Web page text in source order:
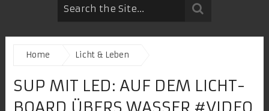
Home Licht & Leben
SUP MIT LED: AUF DEM LICHT-